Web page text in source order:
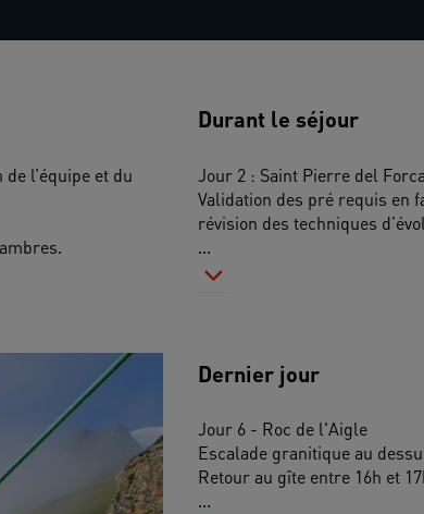
l’équipe et du
Durant le séjour
Jour 2 : Saint Pierre del
Validation des pré requis en
révision des techniques
...
Dernier jour
Jour 6 - Roc de l'Aigle
Escalade granitique au
Retour au gîte entre 16h et
...